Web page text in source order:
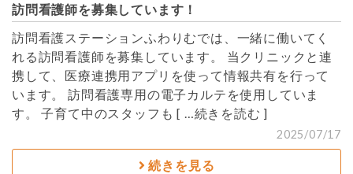
訪問看護師を募集しています！
訪問看護ステーションふわりむでは、一緒に働いてく
れる訪問看護師を募集しています。 当クリニックと連
携して、医療連携用アプリを使って情報共有を行って
います。 訪問看護専用の電子カルテを使用していま
す。 子育て中のスタッフも[ …続きを読む ]
2025/07/17
続きを見る